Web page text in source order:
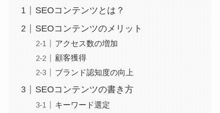
SEOコンテンツとは？
SEOコンテンツのメリット
アクセス数の増加
顧客獲得
ブランド認知度の向上
SEOコンテンツの書き方
キーワード選定